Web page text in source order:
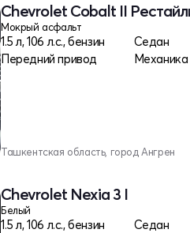
Chevrolet Cobalt II
Мокрый асфальт
1.5 л, 106 л.с., бензин
Седан
Передний привод
Механика
Ташкентская область, город Ангрен
Chevrolet Nexia 3 I
Белый
1.5 л, 106 л.с., бензин
Седан